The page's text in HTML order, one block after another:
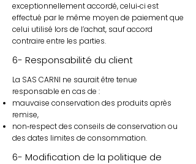
exceptionnellement accordé, celui‑ci est
effectué par le même moyen de paiement que
celui utilisé lors de l’achat, sauf accord
contraire entre les parties.
6- Responsabilité du client
La SAS CARNI ne saurait être tenue
responsable en cas de :
mauvaise conservation des produits après
remise,
non‑respect des conseils de conservation ou
des dates limites de consommation.
6- Modification de la politique de